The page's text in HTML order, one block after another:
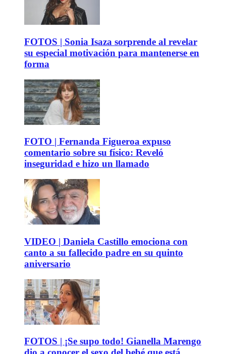
FOTOS | Sonia Isaza sorprende al revelar
su especial motivación para mantenerse en
forma
FOTO | Fernanda Figueroa expuso
comentario sobre su físico: Reveló
inseguridad e hizo un llamado
VIDEO | Daniela Castillo emociona con
canto a su fallecido padre en su quinto
aniversario
FOTOS | ¡Se supo todo! Gianella Marengo